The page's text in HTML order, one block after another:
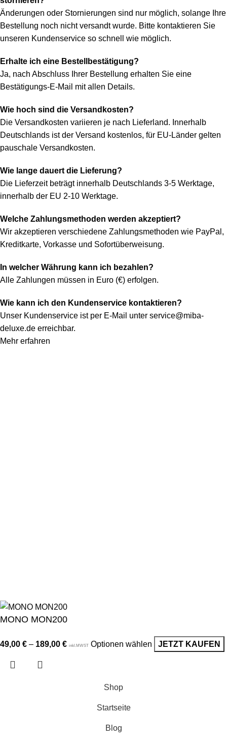
Änderungen oder Stornierungen sind nur möglich, solange Ihre
Bestellung noch nicht versandt wurde. Bitte kontaktieren Sie
unseren Kundenservice so schnell wie möglich.
Erhalte ich eine Bestellbestätigung?
Ja, nach Abschluss Ihrer Bestellung erhalten Sie eine
Bestätigungs-E-Mail mit allen Details.
Wie hoch sind die Versandkosten?
Die Versandkosten variieren je nach Lieferland. Innerhalb
Deutschlands ist der Versand kostenlos, für EU-Länder gelten
pauschale Versandkosten.
Wie lange dauert die Lieferung?
Die Lieferzeit beträgt innerhalb Deutschlands 3-5 Werktage,
innerhalb der EU 2-10 Werktage.
Welche Zahlungsmethoden werden akzeptiert?
Wir akzeptieren verschiedene Zahlungsmethoden wie PayPal,
Kreditkarte, Vorkasse und Sofortüberweisung.
In welcher Währung kann ich bezahlen?
Alle Zahlungen müssen in Euro (€) erfolgen.
Wie kann ich den Kundenservice kontaktieren?
Unser Kundenservice ist per E-Mail unter service@miba-
deluxe.de erreichbar.
Mehr erfahren
MONO MON200
49,00 € – 189,00 € inkl.MWST Optionen wählen JETZT KAUFEN
Shop
Startseite
Blog